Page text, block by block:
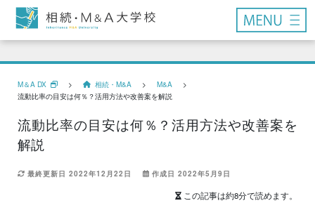
M＆A DX > 相続・M&A >M&A >
流動比率の目安は何％？活用方法や改善案を解説
流動比率の目安は何％？活用方法や改善案を
解説
最終更新日 2022年12月22日 作成日 2022年5月9日
この記事は約8分で読めます。